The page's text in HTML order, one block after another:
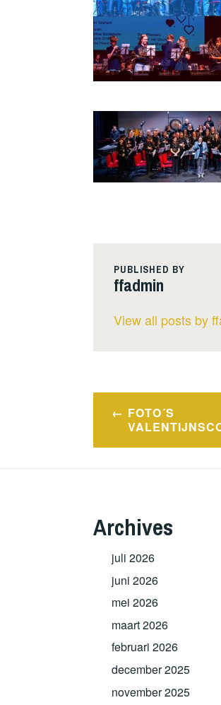
PUBLISHED BY
ffadmin
View all posts by
FOTO´S
Archives
juli 2026
juni 2026
mei 2026
maart 2026
februari 2026
december 2025
november 2025